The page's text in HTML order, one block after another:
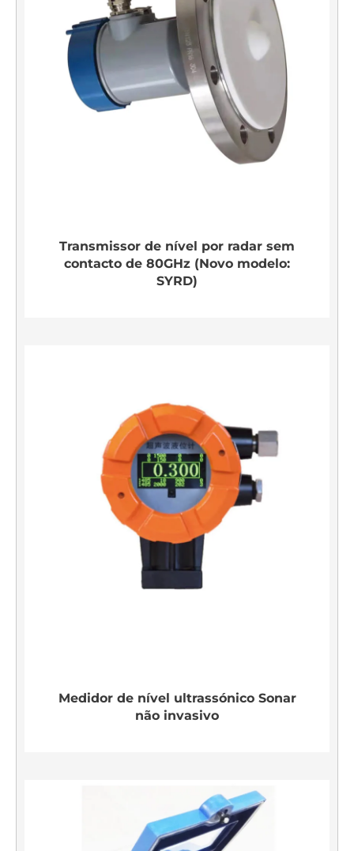
Transmissor de nível por radar sem
contacto de 80GHz (Novo modelo:
SYRD)
Medidor de nível ultrassónico Sonar
não invasivo